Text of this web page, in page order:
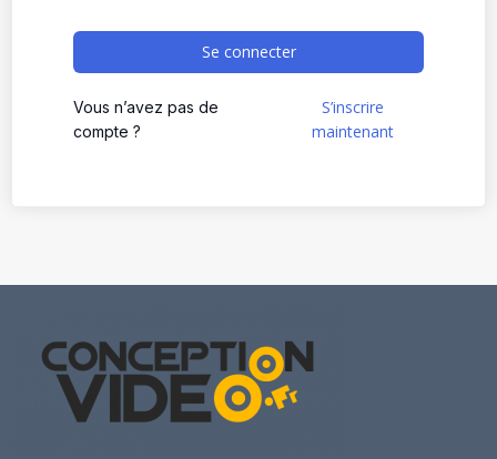
Se connecter
Vous n’avez pas de
compte ?
S’inscrire
maintenant